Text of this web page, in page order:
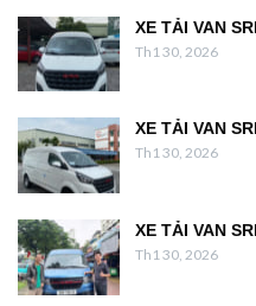
XE TẢI VAN
Th1 30, 2026
XE TẢI VAN
Th1 30, 2026
XE TẢI VAN
Th1 30, 2026